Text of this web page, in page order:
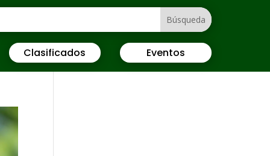
Clasificados Eventos